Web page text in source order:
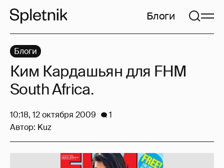
Блоги
Блоги
Ким Кардашьян для FHM
South Africa.
10:18, 12 октября 2009
1
Автор: Kuz